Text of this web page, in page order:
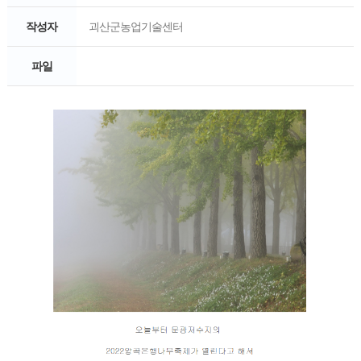
작성자 괴산군농업기술센터
파일